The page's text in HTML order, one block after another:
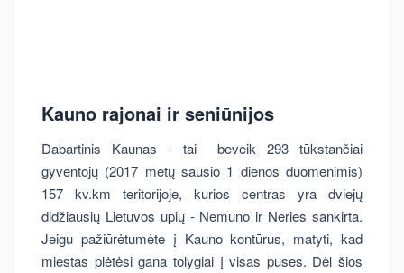
Kauno rajonai ir seniūnijos
Dabartinis Kaunas - tai beveik 293 tūkstančiai
gyventojų (2017 metų sausio 1 dienos duomenimis)
157 kv.km teritorijoje, kurios centras yra dviejų
didžiausių Lietuvos upių - Nemuno ir Neries sankirta.
Jeigu pažiūrėtumėte į Kauno kontūrus, matyti, kad
miestas plėtėsi gana tolygiai į visas puses. Dėl šios